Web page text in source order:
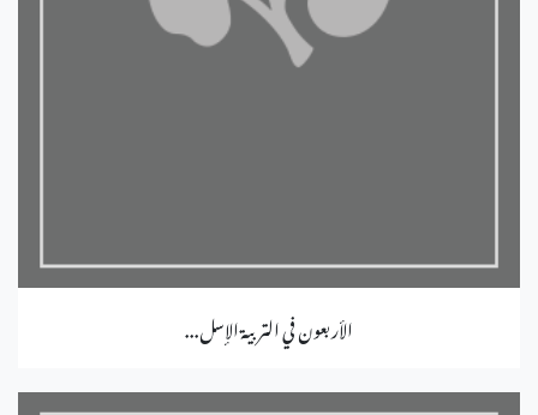
الأربعون في التربية الإسل...